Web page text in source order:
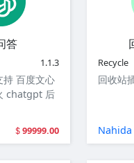
答
1.1.3
百度文心
chatgpt 后
99999.00
Recycle
回收站
Nahida